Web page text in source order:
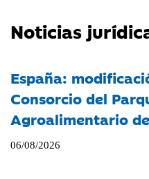
Noticias
España:
Consorcio del
Agroalimentario
06/08/2026